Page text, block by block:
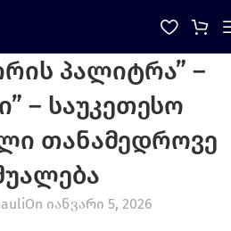
პალიტრა” –
– საუკეთესო
თანამედროვე
On იანვარი 5, 2026